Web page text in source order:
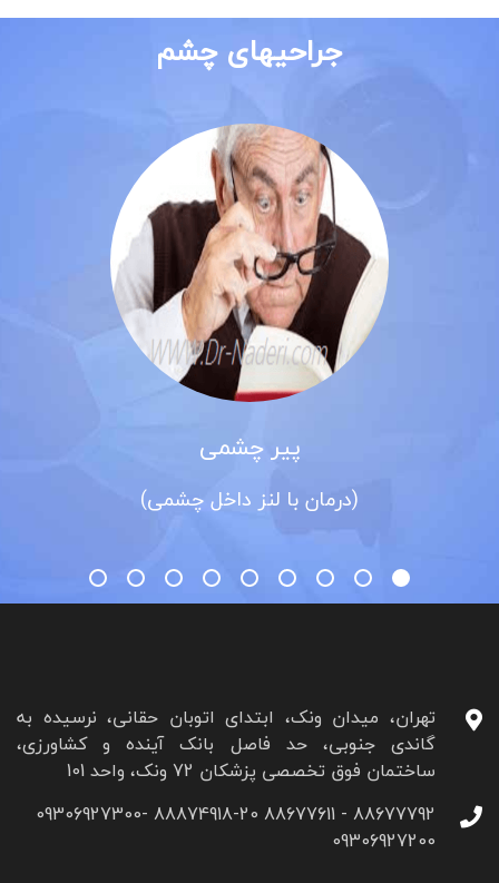
جراحیهای چشم
پیر چشمی
(درمان با لنز داخل چشمی)
تهران، میدان ونک، ابتدای اتوبان حقانی، نرسیده به
گاندی جنوبی، حد فاصل بانک آینده و کشاورزی،
ساختمان فوق تخصصی پزشکان 72 ونک، واحد 101
88677792 - 88677611 88874918-20 09306927300-
09306927200